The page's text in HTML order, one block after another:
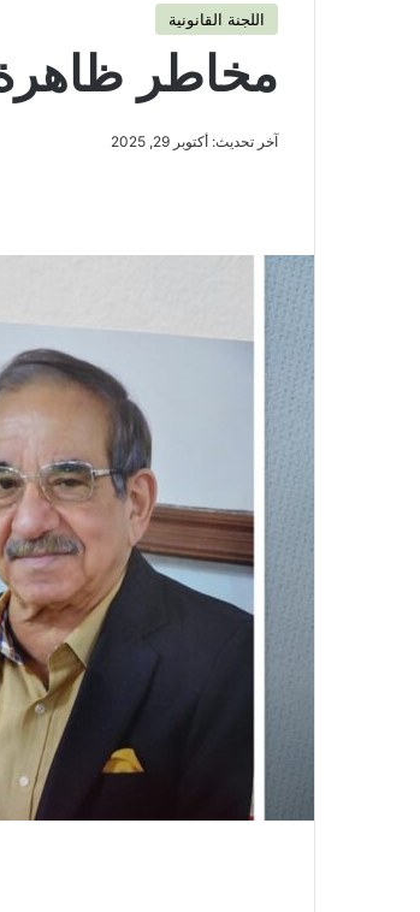
اللجنة القانونية
مخاطر ظاهرة
آخر تحديث: أكتوبر 29, 2025